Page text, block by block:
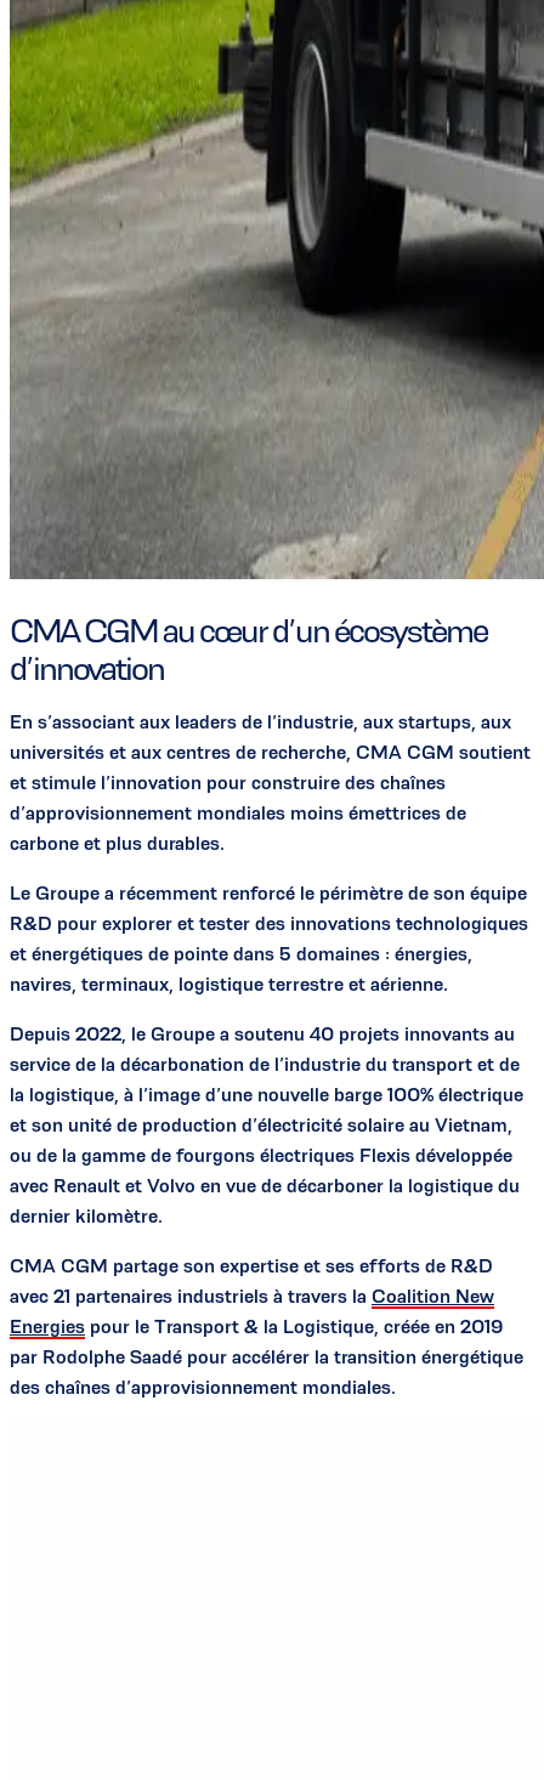
CMA CGM au cœur d’un écosystème
d’innovation
En s’associant aux leaders de l’industrie, aux startups, aux
universités et aux centres de recherche, CMA CGM soutient
et stimule l’innovation pour construire des chaînes
d’approvisionnement mondiales moins émettrices de
carbone et plus durables.
Le Groupe a récemment renforcé le périmètre de son équipe
R&D pour explorer et tester des innovations technologiques
et énergétiques de pointe dans 5 domaines : énergies,
navires, terminaux, logistique terrestre et aérienne.
Depuis 2022, le Groupe a soutenu 40 projets innovants au
service de la décarbonation de l’industrie du transport et de
la logistique, à l’image d’une nouvelle barge 100% électrique
et son unité de production d’électricité solaire au Vietnam,
ou de la gamme de fourgons électriques Flexis développée
avec Renault et Volvo en vue de décarboner la logistique du
dernier kilomètre.
CMA CGM partage son expertise et ses efforts de R&D
avec 21 partenaires industriels à travers la Coalition New
Energies pour le Transport & la Logistique, créée en 2019
par Rodolphe Saadé pour accélérer la transition énergétique
des chaînes d’approvisionnement mondiales.